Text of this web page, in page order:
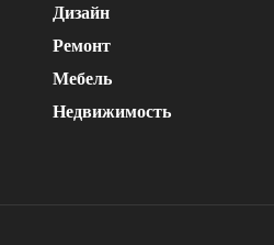
Дизайн
Ремонт
Мебель
Недвижимость